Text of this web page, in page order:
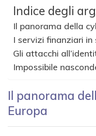
Indice degli
Il panorama della
I servizi finanziari
Gli attacchi
Impossibile
Il panorama
Europa